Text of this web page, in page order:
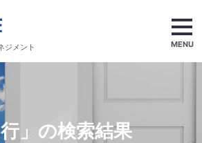
ジメント MENU
」の検索結果